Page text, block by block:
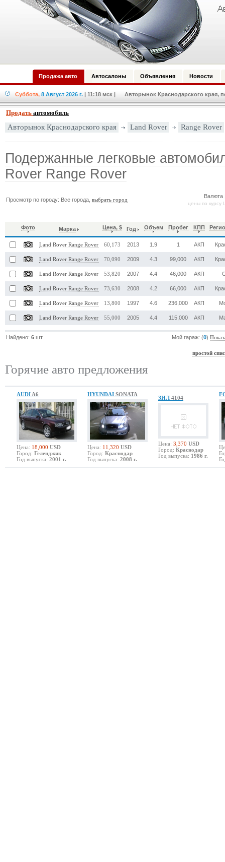
Продажа авто Автосалоны Объявления Новости
Суббота, 8 Август 2026 г. | 11:18 мск | Авторынок Краснодарского края,
Продать автомобиль
Авторынок Краснодарского края Land Rover Range Rover
Подержанные легковые
Rover Range Rover
Просмотр по городу: Все города,выбрать город
цены по
Фото Марка Цена, $ Год Объем Пробег КПП
Land Rover Range Rover 60,173 2013 1.9 1 АКП
Land Rover Range Rover 70,090 2009 4.3 99,000 АКП
Land Rover Range Rover 53,820 2007 4.4 46,000 АКП
Land Rover Range Rover 73,630 2008 4.2 66,000 АКП
Land Rover Range Rover 13,800 1997 4.6 236,000 АКП
Land Rover Range Rover 55,000 2005 4.4 115,000 АКП
Найдено:6 шт. Мой гараж: (0)
простой
Горячие авто предложения
AUDI A6
Цена: 18,000 USD
Город: Геленджик
Год выпуска: 2001 г.
HYUNDAI SONATA
Цена: 11,320 USD
Город: Краснодар
Год выпуска: 2008 г.
ЗИЛ 4104
Цена: 3,370 USD
Город: Краснодар
Год выпуска: 1986 г.